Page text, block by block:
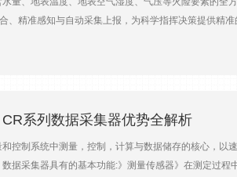
度保证了它可以应用于几乎所有领域:气象站，中尺度
子实现了灵活的传感器接口，保证高精度的模拟测量
模拟数字或智*能传感器都可接在U端子上。CR6还可
素绘图式或8行数值显示的LCD显示器，和一个 16键
、精准感知与自动采集上报，为科学指挥决策提供
间段的数据。 预测分析 利用机器学习和人工智&能
预防森林大火的发生，在发生大火时也可以指导工作
系列数据采集器优势全解析
控制系统中测量，控制，计算与数据储存的核心，
据采集器具有的基本功能:》测量传感器》在测定过